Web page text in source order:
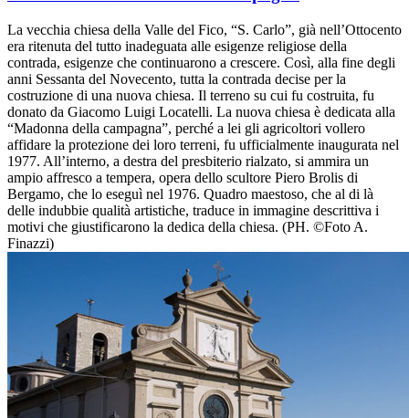
La vecchia chiesa della Valle del Fico, “S. Carlo”, già nell’Ottocento
era ritenuta del tutto inadeguata alle esigenze religiose della
contrada, esigenze che continuarono a crescere. Così, alla fine degli
anni Sessanta del Novecento, tutta la contrada decise per la
costruzione di una nuova chiesa. Il terreno su cui fu costruita, fu
donato da Giacomo Luigi Locatelli. La nuova chiesa è dedicata alla
“Madonna della campagna”, perché a lei gli agricoltori vollero
affidare la protezione dei loro terreni, fu ufficialmente inaugurata nel
1977. All’interno, a destra del presbiterio rialzato, si ammira un
ampio affresco a tempera, opera dello scultore Piero Brolis di
Bergamo, che lo eseguì nel 1976. Quadro maestoso, che al di là
delle indubbie qualità artistiche, traduce in immagine descrittiva i
motivi che giustificarono la dedica della chiesa. (PH. ©Foto A.
Finazzi)